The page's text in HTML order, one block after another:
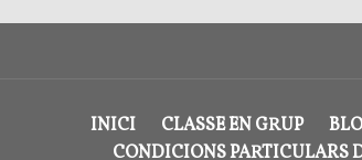
INICI CLASSE EN GRUP
CONDICIONS PARTICULARS